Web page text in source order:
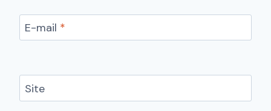
E-mail *
Site